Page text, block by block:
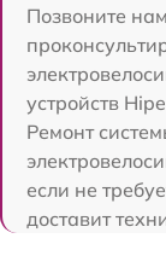
Позвоните
устройств
Ремонт
если не
доставит